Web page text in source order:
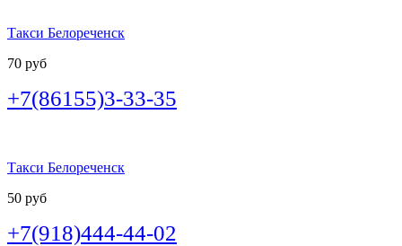
Такси Белореченск
70 руб
+7(86155)3-33-35
Такси Белореченск
50 руб
+7(918)444-44-02